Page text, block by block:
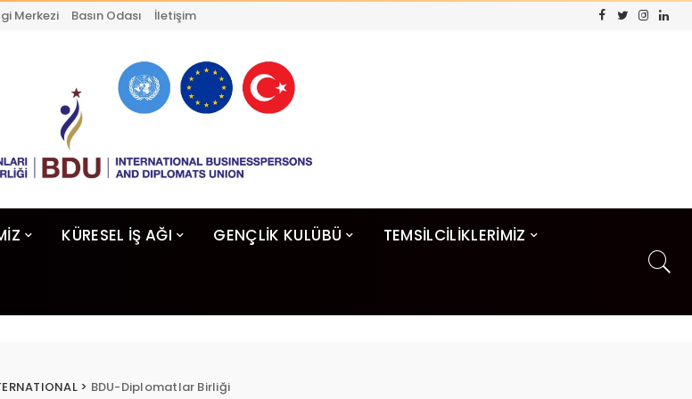
Merkezi Basın Odası İletişim
KÜRESEL İŞ AĞI GENÇLİK KULÜBÜ TEMSİLCİLİKLERİMİZ
> BDU-Diplomatlar Birliği